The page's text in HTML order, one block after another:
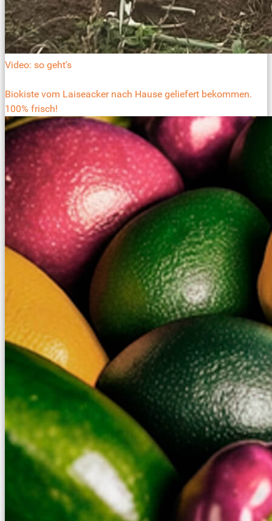
Video: so geht's
Biokiste vom Laiseacker nach Hause geliefert bekommen.
100% frisch!